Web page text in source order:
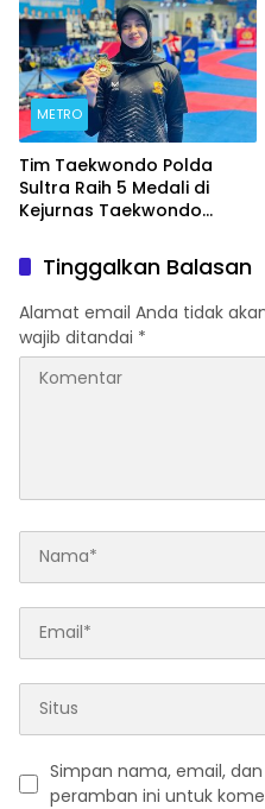
METRO
Tim Taekwondo Polda
Sultra Raih 5 Medali di
Kejurnas Taekwondo
Tinggalkan Balasan
Alamat email Anda tidak
wajib ditandai *
Simpan nama, email,
peramban ini untuk